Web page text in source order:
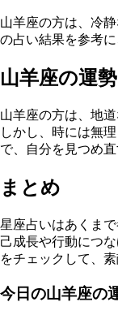
山羊座の方は、冷
の占い結果を参考
山羊座の運
山羊座の方は、地
しかし、時には無
で、自分を見つめ
まとめ
星座占いはあくま
己成長や行動につ
をチェックして、
今日の山羊座の